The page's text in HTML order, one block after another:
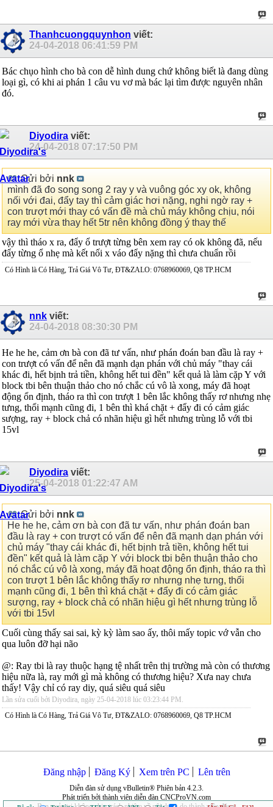
Thanhcuongquynhon viết:
24-04-2018 06:41:59 PM
Bác chụo hình cho bà con dễ hình dung chứ không biết là đang dùng
loại gì, có khi ai phán 1 câu vu vơ mà bác lại tìm được nguyên nhân
đó.
Diyodira viết:
24-04-2018 07:17:50 PM
Gửi bởi nnk
mình đã đo song song 2 ray y và vuông góc xy ok, không
nối với đai, đẩy tay thì cảm giác hơi nặng, nghi ngờ ray +
con trượt mới thay có vấn đề mà chủ máy không chịu, nói
ray mới vừa thay hết 5tr nên không đồng ý thay thế
vậy thì tháo x ra, đẩy ổ trượt từng bên xem ray có ok không đã, nếu
đẩy từng ổ nhẹ mà kết nối x váo đẩy nặng thì chưa chuẩn rồi
Có Hình là Có Hàng, Trả Giá Vô Tư, ĐT&ZALO: 0768960069, Q8 TP.HCM
nnk viết:
24-04-2018 08:30:30 PM
He he he, cảm ơn bà con đã tư vấn, như phán đoán ban đầu là ray +
con trượt có vấn để nên đã mạnh dạn phán với chủ máy "thay cái
khác đi, hết bịnh trả tiền, không hết tui đền" kết quả là làm cặp Y với
block tbi bên thuận thảo cho nó chắc cú vô là xong, máy đã hoạt
động ổn định, tháo ra thì con trượt 1 bên lắc không thấy rơ nhưng nhẹ
tưng, thổi mạnh cũng đi, 1 bên thì khá chặt + đẩy đi có cảm giác
sượng, ray + block chả có nhãn hiệu gì hết nhưng trùng lỗ với tbi
15vl
Diyodira viết:
25-04-2018 01:22:47 AM
Gửi bởi nnk
He he he, cảm ơn bà con đã tư vấn, như phán đoán ban
đầu là ray + con trượt có vấn để nên đã mạnh dạn phán với
chủ máy "thay cái khác đi, hết bịnh trả tiền, không hết tui
đền" kết quả là làm cặp Y với block tbi bên thuận thảo cho
nó chắc cú vô là xong, máy đã hoạt động ổn định, tháo ra thì
con trượt 1 bên lắc không thấy rơ nhưng nhẹ tưng, thổi
mạnh cũng đi, 1 bên thì khá chặt + đẩy đi có cảm giác
sượng, ray + block chả có nhãn hiệu gì hết nhưng trùng lỗ
với tbi 15vl
Cuối cùng thấy sai sai, kỳ kỳ làm sao ấy, thôi mấy topic vớ vẫn cho
qua luôn đỡ hại não
@: Ray tbi là ray thuộc hạng tệ nhất trên thị trường mà còn có thương
hiệu nữa là, ray mới gì mà không có thương hiệu? Xưa nay chưa
thấy! Vậy chỉ có ray diy, quá siêu quá siêu
Lần sửa cuối bởi Diyodira, ngày 25-04-2018 lúc 03:23:44 PM .
Có Hình là Có Hàng, Trả Giá Vô Tư, ĐT&ZALO: 0768960069, Q8 TP.HCM
Đăng nhập Đăng Ký Xem trên PC Lên trên
Diễn đàn sử dụng vBulletin® Phiên bản 4.2.3.
Phát triển bởi thành viên diễn đàn CNCProVN.com